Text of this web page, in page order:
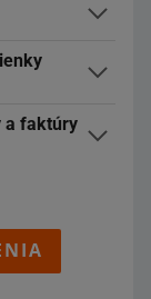
alebo pridať
trhu – ak
nastavíme
upraviť
na
tiež
a faktúry
a mene.
a vyhnete